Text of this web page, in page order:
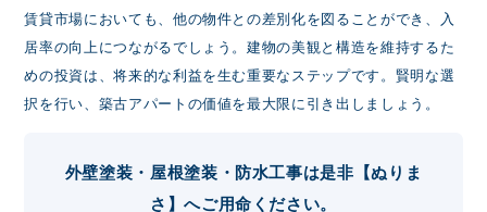
賃貸市場においても、他の物件との差別化を図ることができ、入
居率の向上につながるでしょう。建物の美観と構造を維持するた
めの投資は、将来的な利益を生む重要なステップです。賢明な選
択を行い、築古アパートの価値を最大限に引き出しましょう。
外壁塗装・屋根塗装・防水工事は是非【ぬりま
さ】へご用命ください。